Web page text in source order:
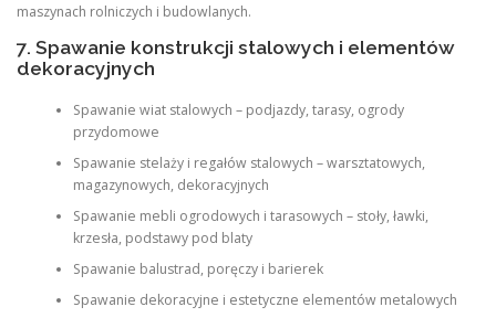
maszynach rolniczych i budowlanych.
7. Spawanie konstrukcji stalowych i elementów
dekoracyjnych
Spawanie wiat stalowych – podjazdy, tarasy, ogrody
przydomowe
Spawanie stelaży i regałów stalowych – warsztatowych,
magazynowych, dekoracyjnych
Spawanie mebli ogrodowych i tarasowych – stoły, ławki,
krzesła, podstawy pod blaty
Spawanie balustrad, poręczy i barierek
Spawanie dekoracyjne i estetyczne elementów metalowych